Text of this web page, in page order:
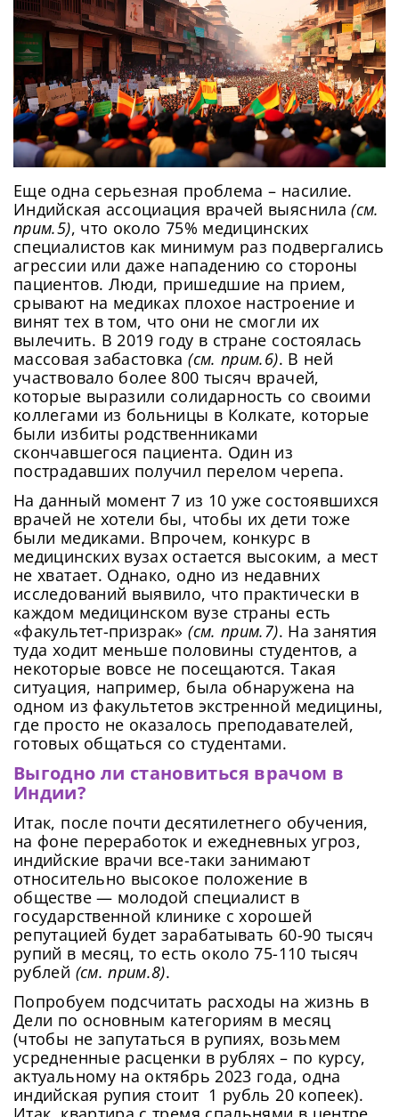
Сменить пароль!
Сменить пароль!
Новый Пароль *
Нажимая на кнопку «Продолжить», а также при
регистрации и входе через аккаунты сторонних
сервисов, Вы принимаете условияПользовательского
Соглашения, в том числе касающееся обработки
Ваших персональных данных. Подробнее об
Еще одна серьезная проблема – насилие.
Индийская ассоциация врачей выяснила(см.
прим.5), что около 75% медицинских
специалистов как минимум раз подвергались
агрессии или даже нападению со стороны
пациентов. Люди, пришедшие на прием,
срывают на медиках плохое настроение и
винят тех в том, что они не смогли их
вылечить. В 2019 году в стране состоялась
массовая забастовка(см. прим.6). В ней
участвовало более 800 тысяч врачей,
которые выразили солидарность со своими
коллегами из больницы в Колкате, которые
были избиты родственниками
скончавшегося пациента. Один из
пострадавших получил перелом черепа.
На данный момент 7 из 10 уже состоявшихся
врачей не хотели бы, чтобы их дети тоже
были медиками. Впрочем, конкурс в
медицинских вузах остается высоким, а мест
не хватает. Однако, одно из недавних
исследований выявило, что практически в
каждом медицинском вузе страны есть
«факультет-призрак»(см. прим.7). На занятия
туда ходит меньше половины студентов, а
некоторые вовсе не посещаются. Такая
ситуация, например, была обнаружена на
одном из факультетов экстренной медицины,
где просто не оказалось преподавателей,
готовых общаться со студентами.
Выгодно ли становиться врачом в
Индии?
Итак, после почти десятилетнего обучения,
на фоне переработок и ежедневных угроз,
индийские врачи все-таки занимают
относительно высокое положение в
обществе — молодой специалист в
государственной клинике с хорошей
репутацией будет зарабатывать 60-90 тысяч
рупий в месяц, то есть около 75-110 тысяч
рублей (см. прим.8).
Попробуем подсчитать расходы на жизнь в
Дели по основным категориям в месяц
(чтобы не запутаться в рупиях, возьмем
усредненные расценки в рублях – по курсу,
актуальному на октябрь 2023 года, одна
индийская рупия стоит 1 рубль 20 копеек).
Сейчас скорость вашего интернета
невысокая, из-за чего могут возникнуть
сложности при использовании нашего
сайта. Чтобы обеспечить более
стабильную работу, подключитесь к